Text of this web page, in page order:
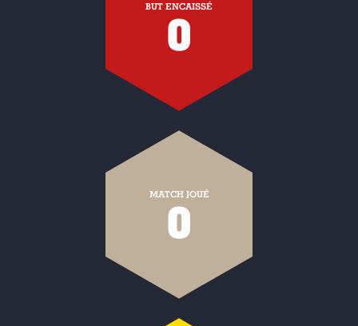
BUT ENCAISSÉ
0
MATCH JOUÉ
0